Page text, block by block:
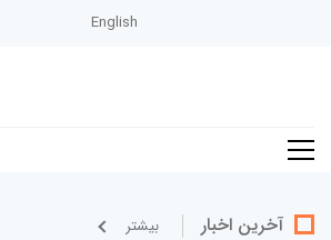
English
آخرین اخبار بيشتر